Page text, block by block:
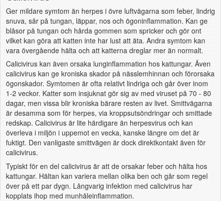
Ger mildare symtom än herpes i övre luftvägarna som feber, lindrig
snuva, sår på tungan, läppar, nos och ögoninflammation. Kan ge
blåsor på tungan och hårda gommen som spricker och gör ont
vilket kan göra att katten inte har lust att äta. Andra symtom kan
vara övergående hälta och att katterna dreglar mer än normalt.
Calicivirus kan även orsaka lunginflammation hos kattungar. Även
calicivirus kan ge kroniska skador på nässlemhinnan och förorsaka
ögonskador. Symtomen är ofta relativt lindriga och går över inom
1-2 veckor. Katter som insjuknat gör sig av med viruset på 70 - 80
dagar, men vissa blir kroniska bärare resten av livet. Smittvägarna
är desamma som för herpes, via kroppsutsöndringar och smittade
redskap. Calicivirus är lite härdigare än herpesvirus och kan
överleva i miljön i uppemot en vecka, kanske längre om det är
fuktigt. Den vanligaste smittvägen är dock direktkontakt även för
calicivirus.
Typiskt för en del calicivirus är att de orsakar feber och hälta hos
kattungar. Hältan kan variera mellan olika ben och går som regel
över på ett par dygn. Långvarig infektion med calicivirus har
kopplats ihop med munhåleinflammation.